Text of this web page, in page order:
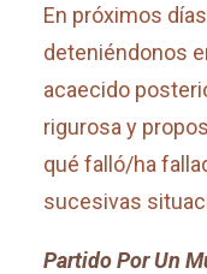
En próximos
deteniéndonos
acaecido
rigurosa y
qué falló/ha
sucesivas
Partido Por Un